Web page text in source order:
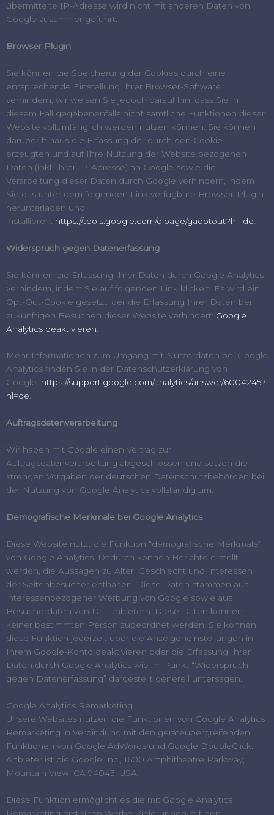
übermittelte IP-Adresse wird nicht mit anderen Daten von
Google zusammengeführt.
Browser Plugin
Sie können die Speicherung der Cookies durch eine
entsprechende Einstellung Ihrer Browser-Software
verhindern; wir weisen Sie jedoch darauf hin, dass Sie in
diesem Fall gegebenenfalls nicht sämtliche Funktionen dieser
Website vollumfänglich werden nutzen können. Sie können
darüber hinaus die Erfassung der durch den Cookie
erzeugten und auf Ihre Nutzung der Website bezogenen
Daten (inkl. Ihrer IP-Adresse) an Google sowie die
Verarbeitung dieser Daten durch Google verhindern, indem
Sie das unter dem folgenden Link verfügbare Browser-Plugin
herunterladen und
installieren: https://tools.google.com/dlpage/gaoptout?hl=de
Widerspruch gegen Datenerfassung
Sie können die Erfassung Ihrer Daten durch Google Analytics
verhindern, indem Sie auf folgenden Link klicken. Es wird ein
Opt-Out-Cookie gesetzt, der die Erfassung Ihrer Daten bei
zukünftigen Besuchen dieser Website verhindert: Google
Analytics deaktivieren
Mehr Informationen zum Umgang mit Nutzerdaten bei Google
Analytics finden Sie in der Datenschutzerklärung von
Google: https://support.google.com/analytics/answer/6004245?
hl=de.
Auftragsdatenverarbeitung
Wir haben mit Google einen Vertrag zur
Auftragsdatenverarbeitung abgeschlossen und setzen die
strengen Vorgaben der deutschen Datenschutzbehörden bei
der Nutzung von Google Analytics vollständig um.
Demografische Merkmale bei Google Analytics
Diese Website nutzt die Funktion “demografische Merkmale”
von Google Analytics. Dadurch können Berichte erstellt
werden, die Aussagen zu Alter, Geschlecht und Interessen
der Seitenbesucher enthalten. Diese Daten stammen aus
interessenbezogener Werbung von Google sowie aus
Besucherdaten von Drittanbietern. Diese Daten können
keiner bestimmten Person zugeordnet werden. Sie können
diese Funktion jederzeit über die Anzeigeneinstellungen in
Ihrem Google-Konto deaktivieren oder die Erfassung Ihrer
Daten durch Google Analytics wie im Punkt “Widerspruch
gegen Datenerfassung” dargestellt generell untersagen.
Google Analytics Remarketing
Unsere Websites nutzen die Funktionen von Google Analytics
Remarketing in Verbindung mit den geräteübergreifenden
Funktionen von Google AdWords und Google DoubleClick.
Anbieter ist die Google Inc., 1600 Amphitheatre Parkway,
Mountain View, CA 94043, USA.
Diese Funktion ermöglicht es die mit Google Analytics
Remarketing erstellten Werbe-Zielgruppen mit den